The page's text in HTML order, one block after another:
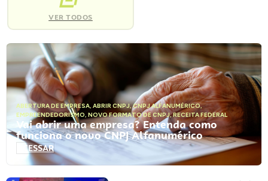
VER TODOS
ABERTURA DE EMPRESA, ABRIR CNPJ,CNPJ ALFANUMÉRICO,
EMPREENDEDORISMO, NOVO FORMATO DE CNPJ,RECEITA FEDERAL
Vai abrir uma empresa? Entenda como
funciona o novo CNPJ Alfanumérico
ACESSAR